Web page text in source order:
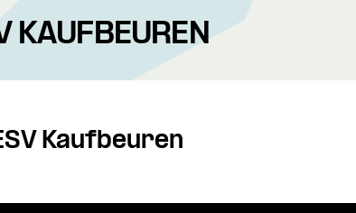
Kaufbeuren